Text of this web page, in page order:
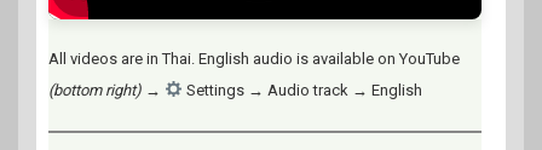
All videos are in Thai. English audio is available on YouTube
(bottom right) → Settings → Audio track → English